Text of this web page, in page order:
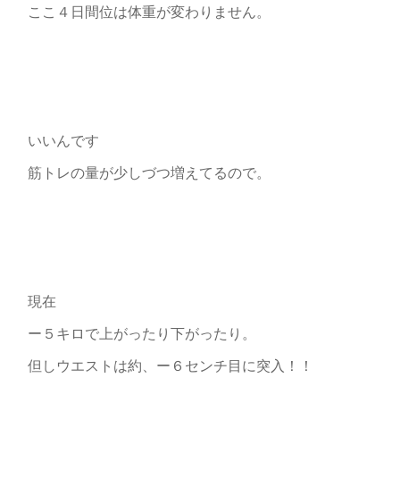
ここ４日間位は体重が変わりません。
いいんです
筋トレの量が少しづつ増えてるので。
現在
ー５キロで上がったり下がったり。
但しウエストは約、ー６センチ目に突入！！